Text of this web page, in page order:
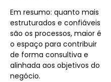
Em resumo: quanto mais
estruturados e confiáveis
são os processos, maior é
o espaço para contribuir
de forma consultiva e
alinhada aos objetivos do
negócio.